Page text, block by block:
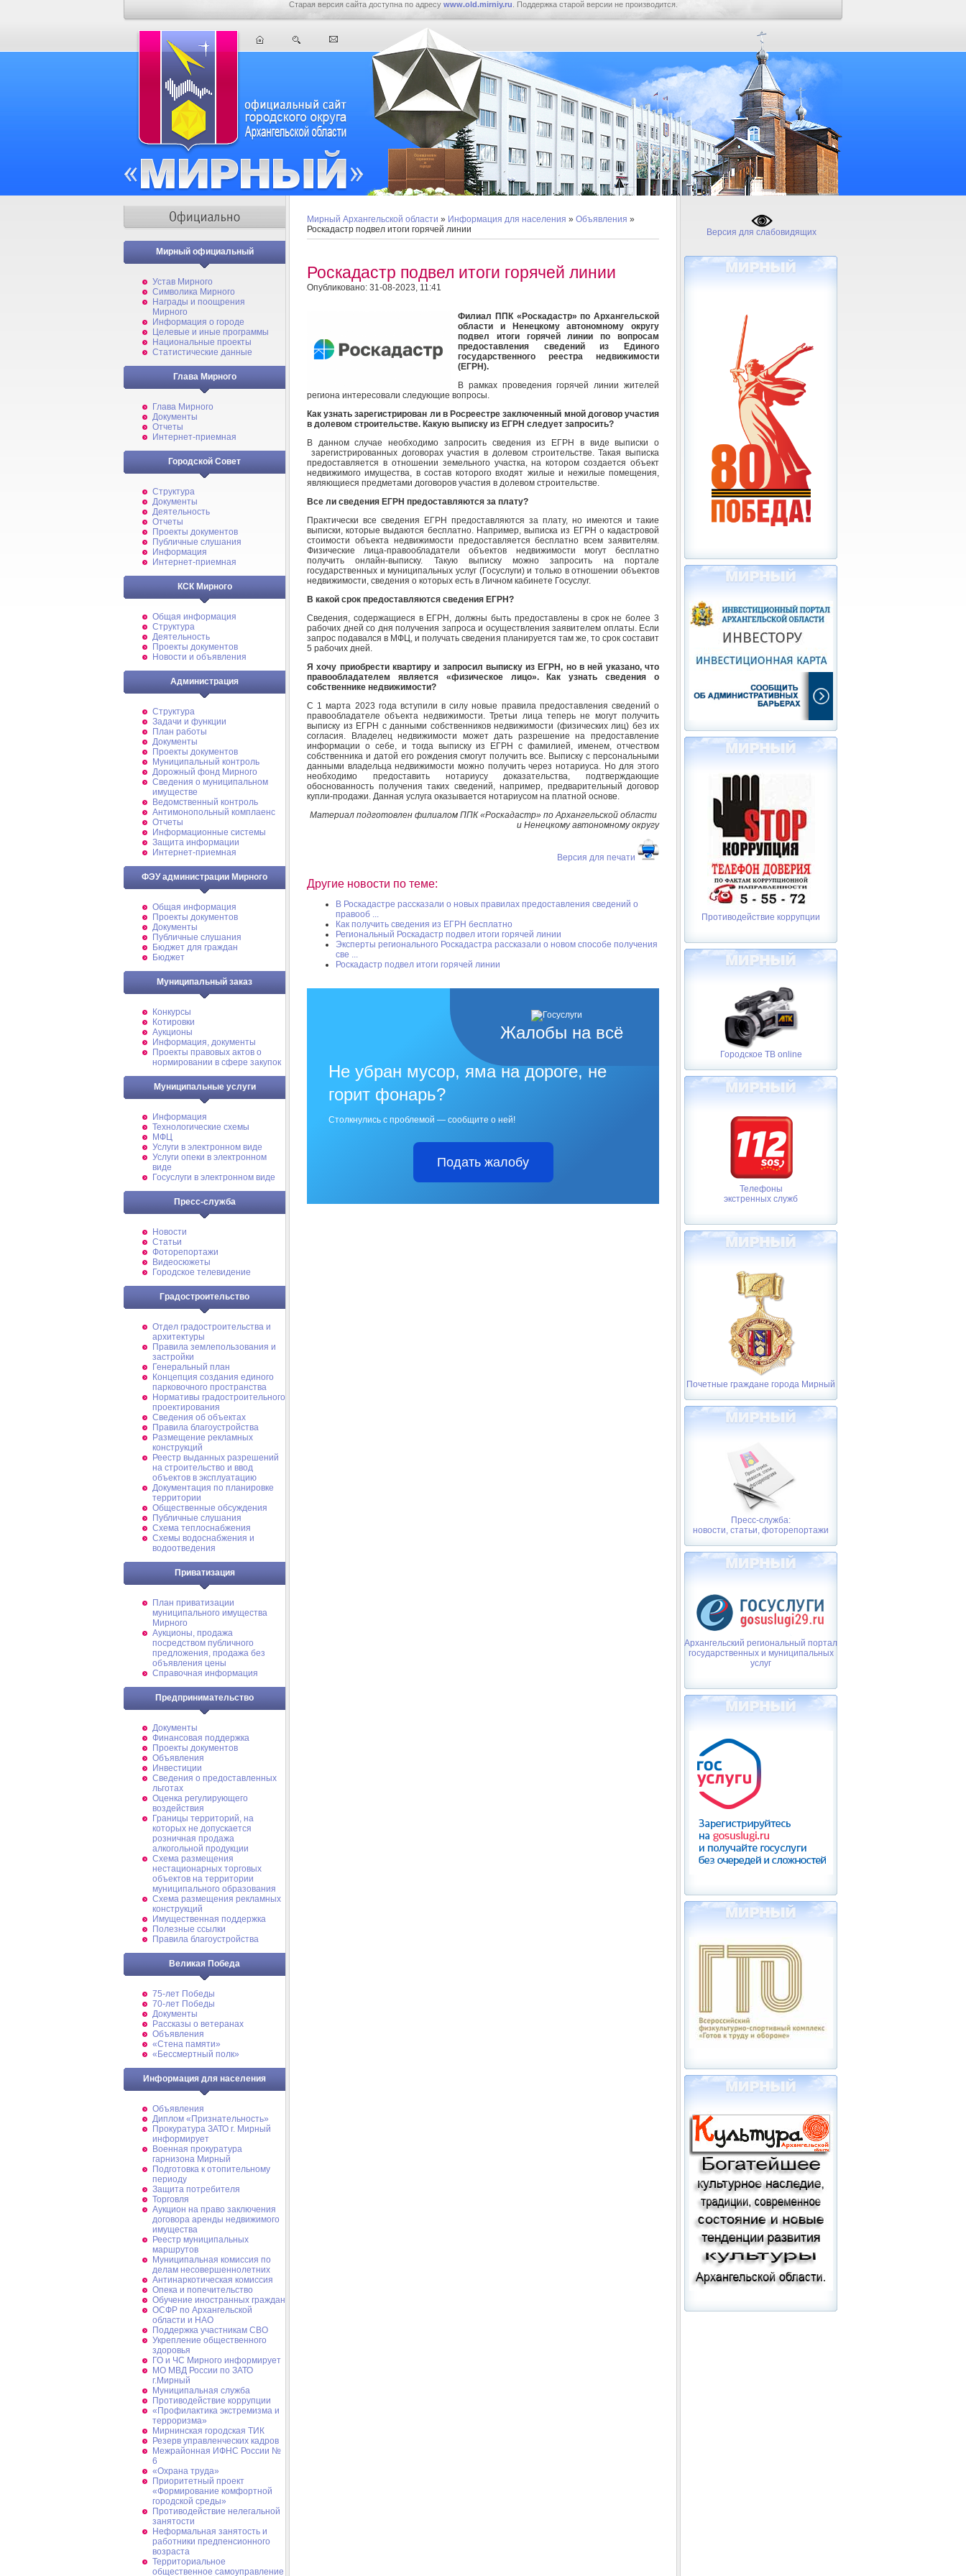
Старая версия сайта доступна по адресу www.old.mirniy.ru . Поддержка старой версии не производится.
Мирный официальный
Устав Мирного
Символика Мирного
Награды и поощрения
Мирного
Информация о городе
Целевые и иные программы
Национальные проекты
Статистические данные
Глава Мирного
Глава Мирного
Документы
Отчеты
Интернет-приемная
Городской Совет
Структура
Документы
Деятельность
Отчеты
Проекты документов
Публичные слушания
Информация
Интернет-приемная
КСК Мирного
Общая информация
Структура
Деятельность
Проекты документов
Новости и объявления
Администрация
Структура
Задачи и функции
План работы
Документы
Проекты документов
Муниципальный контроль
Дорожный фонд Мирного
Cведения о муниципальном
имуществе
Ведомственный контроль
Антимонопольный комплаенс
Отчеты
Информационные системы
Защита информации
Интернет-приемная
ФЭУ администрации Мирного
Общая информация
Проекты документов
Документы
Публичные слушания
Бюджет для граждан
Бюджет
Муниципальный заказ
Конкурсы
Котировки
Аукционы
Информация, документы
Проекты правовых актов о
нормировании в сфере закупок
Муниципальные услуги
Информация
Технологические схемы
МФЦ
Услуги в электронном виде
Услуги опеки в электронном
виде
Госуслуги в электронном виде
Пресс-служба
Новости
Статьи
Фоторепортажи
Видеосюжеты
Городское телевидение
Градостроительство
Отдел градостроительства и
архитектуры
Правила землепользования и
застройки
Генеральный план
Концепция создания единого
парковочного пространства
Нормативы градостроительного
проектирования
Сведения об объектах
Правила благоустройства
Размещение рекламных
конструкций
Реестр выданных разрешений
на строительство и ввод
объектов в эксплуатацию
Документация по планировке
территории
Общественные обсуждения
Публичные слушания
Схема теплоснабжения
Схемы водоснабжения и
водоотведения
Приватизация
План приватизации
муниципального имущества
Мирного
Аукционы, продажа
посредством публичного
предложения, продажа без
объявления цены
Справочная информация
Предпринимательство
Документы
Финансовая поддержка
Проекты документов
Объявления
Инвестиции
Сведения о предоставленных
льготах
Оценка регулирующего
воздействия
Границы территорий, на
которых не допускается
розничная продажа
алкогольной продукции
Схема размещения
нестационарных торговых
объектов на территории
муниципального образования
Схема размещения рекламных
конструкций
Имущественная поддержка
Полезные ссылки
Правила благоустройства
Великая Победа
75-лет Победы
70-лет Победы
Документы
Рассказы о ветеранах
Объявления
«Стена памяти»
«Бессмертный полк»
Информация для населения
Объявления
Диплом «Признательность»
Прокуратура ЗАТО г. Мирный
информирует
Военная прокуратура
гарнизона Мирный
Подготовка к отопительному
периоду
Защита потребителя
Торговля
Аукцион на право заключения
договора аренды недвижимого
имущества
Реестр муниципальных
маршрутов
Муниципальная комиссия по
делам несовершеннолетних
Антинаркотическая комиссия
Опека и попечительство
Обучение иностранных граждан
ОСФР по Архангельской
области и НАО
Поддержка участникам СВО
Укрепление общественного
здоровья
ГО и ЧС Мирного информирует
МО МВД России по ЗАТО
г.Мирный
Муниципальная cлужба
Противодействие коррупции
«Профилактика экстремизма и
терроризма»
Мирнинская городская ТИК
Резерв управленческих кадров
Межрайонная ИФНС России №
6
«Охрана труда»
Приоритетный проект
«Формирование комфортной
городской среды»
Противодействие нелегальной
занятости
Неформальная занятость и
работники предпенсионного
возраста
Территориальное
общественное самоуправление
Мирный Архангельской области » Информация для населения » Объявления »
Роскадастр подвел итоги горячей линии
Роскадастр подвел итоги горячей линии
Опубликовано: 31-08-2023, 11:41
Филиал ППК «Роскадастр» по Архангельской
области и Ненецкому автономному округу
подвел итоги горячей линии по вопросам
предоставления сведений из Единого
государственного реестра недвижимости
(ЕГРН).
В рамках проведения горячей линии жителей
региона интересовали следующие вопросы.
Как узнать зарегистрирован ли в Росреестре заключенный мной договор участия
в долевом строительстве. Какую выписку из ЕГРН следует запросить?
В данном случае необходимо запросить сведения из ЕГРН в виде выписки о
зарегистрированных договорах участия в долевом строительстве. Такая выписка
предоставляется в отношении земельного участка, на котором создается объект
недвижимого имущества, в состав которого входят жилые и нежилые помещения,
являющиеся предметами договоров участия в долевом строительстве.
Все ли сведения ЕГРН предоставляются за плату?
Практически все сведения ЕГРН предоставляются за плату, но имеются и такие
выписки, которые выдаются бесплатно. Например, выписка из ЕГРН о кадастровой
стоимости объекта недвижимости предоставляется бесплатно всем заявителям.
Физические лица-правообладатели объектов недвижимости могут бесплатно
получить онлайн-выписку. Такую выписку можно запросить на портале
государственных и муниципальных услуг (Госуслуги) и только в отношении объектов
недвижимости, сведения о которых есть в Личном кабинете Госуслуг.
В какой срок предоставляются сведения ЕГРН?
Сведения, содержащиеся в ЕГРН, должны быть предоставлены в срок не более 3
рабочих дней со дня получения запроса и осуществления заявителем оплаты. Если
запрос подавался в МФЦ, и получать сведения планируется там же, то срок составит
5 рабочих дней.
Я хочу приобрести квартиру и запросил выписку из ЕГРН, но в ней указано, что
правообладателем является «физическое лицо». Как узнать сведения о
собственнике недвижимости?
С 1 марта 2023 года вступили в силу новые правила предоставления сведений о
правообладателе объекта недвижимости. Третьи лица теперь не могут получить
выписку из ЕГРН с данными собственников недвижимости (физических лиц) без их
согласия. Владелец недвижимости может дать разрешение на предоставление
информации о себе, и тогда выписку из ЕГРН с фамилией, именем, отчеством
собственника и датой его рождения смогут получить все. Выписку с персональными
данными владельца недвижимости можно получить через нотариуса. Но для этого
необходимо предоставить нотариусу доказательства, подтверждающие
обоснованность получения таких сведений, например, предварительный договор
купли-продажи. Данная услуга оказывается нотариусом на платной основе.
Материал подготовлен филиалом ППК «Роскадастр» по Архангельской области
и Ненецкому автономному округу
Версия для печати
Другие новости по теме:
В Роскадастре рассказали о новых правилах предоставления сведений о
правооб ...
Как получить сведения из ЕГРН бесплатно
Региональный Роскадастр подвел итоги горячей линии
Эксперты регионального Роскадастра рассказали о новом способе получения
све ...
Роскадастр подвел итоги горячей линии
Жалобы на всё
Не убран мусор, яма на дороге, не
горит фонарь?
Столкнулись с проблемой — сообщите о ней!
Подать жалобу
Версия для слабовидящих
Противодействие коррупции
Городское ТВ online
Телефоны
экстренных служб
Почетные граждане города Мирный
Пресс-служба:
новости, статьи, фоторепортажи
Архангельский региональный портал
государственных и муниципальных
услуг